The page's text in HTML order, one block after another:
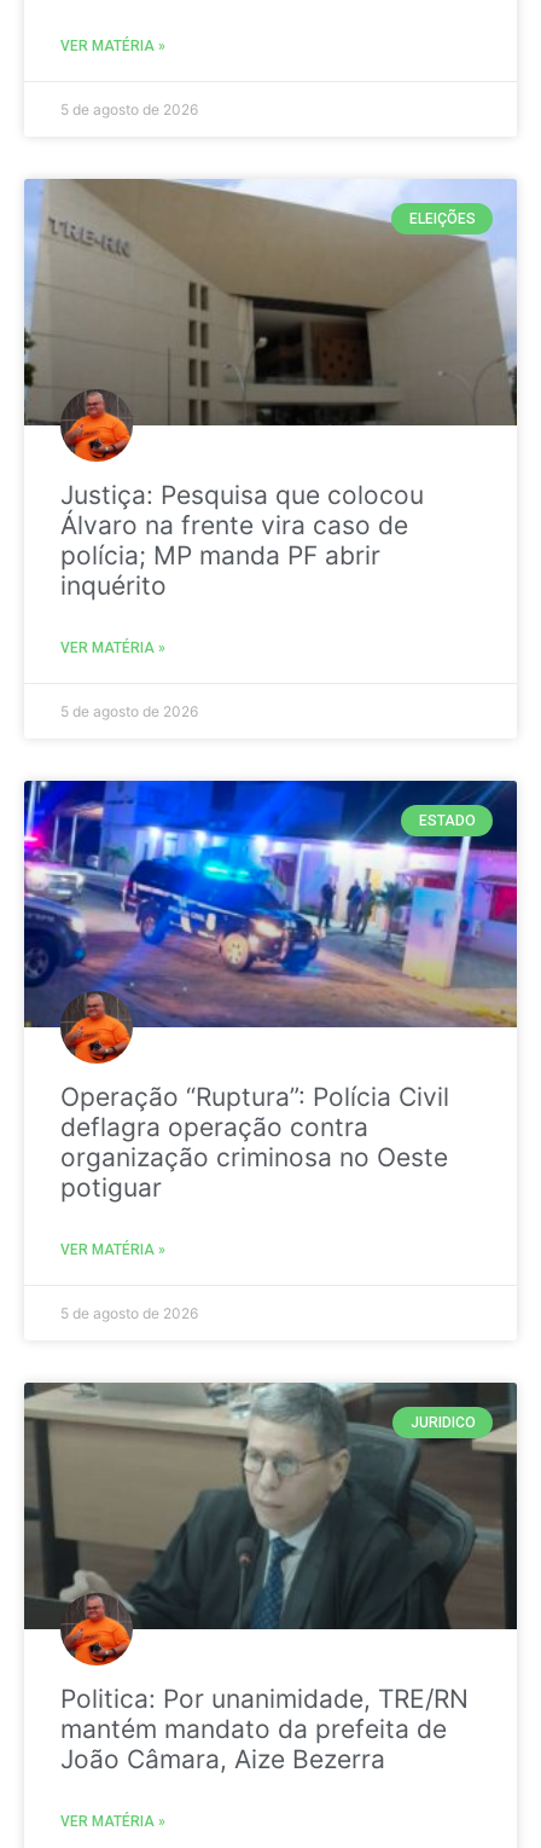
VER MATÉRIA »
5 de agosto de 2026
ELEIÇÕES
Justiça: Pesquisa que colocou
Álvaro na frente vira caso de
polícia; MP manda PF abrir
inquérito
VER MATÉRIA »
5 de agosto de 2026
ESTADO
Operação “Ruptura”: Polícia Civil
deflagra operação contra
organização criminosa no Oeste
potiguar
VER MATÉRIA »
5 de agosto de 2026
JURIDICO
Politica: Por unanimidade, TRE/RN
mantém mandato da prefeita de
João Câmara, Aize Bezerra
VER MATÉRIA »